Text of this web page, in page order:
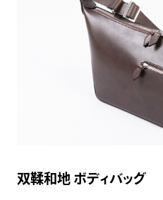
双鞣和地 ボディバッグ